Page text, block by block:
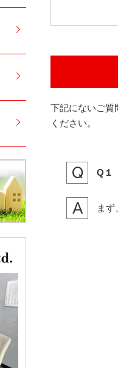
下記にないご質
ください。
Q１
ま